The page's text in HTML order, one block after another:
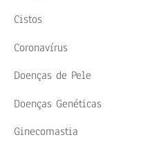
Cistos
Coronavírus
Doenças de Pele
Doenças Genéticas
Ginecomastia